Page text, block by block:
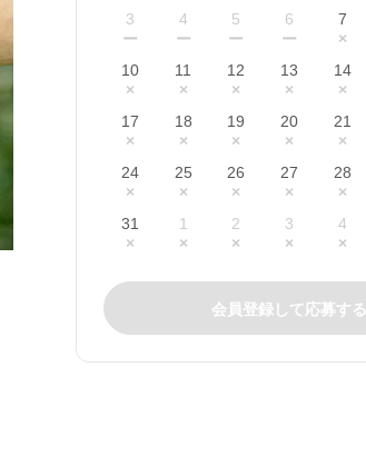
3
ー
4
ー
5
ー
6
ー
7
×
10
×
11
×
12
×
13
×
14
×
17
×
18
×
19
×
20
×
21
×
24
×
25
×
26
×
27
×
28
×
31
×
1
×
2
×
3
×
4
×
会員登録して応募する